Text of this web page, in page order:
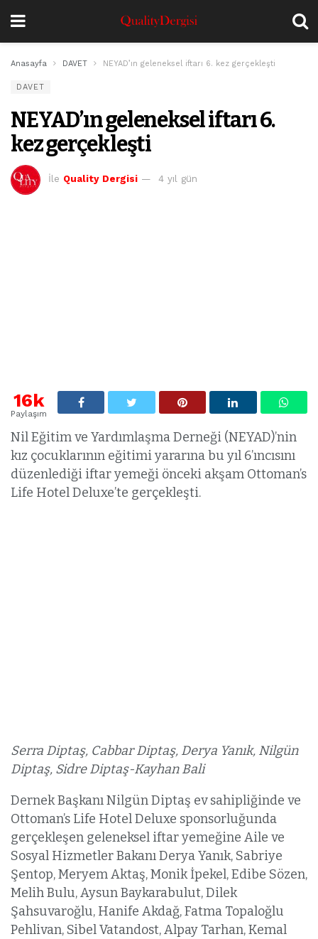
Anasayfa DAVET NEYAD’ın geleneksel iftarı 6. kez gerçekleşti
DAVET
NEYAD’ın geleneksel iftarı 6.
kez gerçekleşti
İle Quality Dergisi 4 yıl gün
16k
Paylaşım
Nil Eğitim ve Yardımlaşma Derneği (NEYAD)’nin
kız çocuklarının eğitimi yararına bu yıl 6’ıncısını
düzenlediği iftar yemeği önceki akşam Ottoman’s
Life Hotel Deluxe’te gerçekleşti.
Serra Diptaş, Cabbar Diptaş, Derya Yanık, Nilgün
Diptaş, Sidre Diptaş-Kayhan Bali
Dernek Başkanı Nilgün Diptaş ev sahipliğinde ve
Ottoman’s Life Hotel Deluxe sponsorluğunda
gerçekleşen geleneksel iftar yemeğine Aile ve
Sosyal Hizmetler Bakanı Derya Yanık, Sabriye
Şentop, Meryem Aktaş, Monik İpekel, Edibe Sözen,
Melih Bulu, Aysun Baykarabulut, Dilek
Şahsuvaroğlu, Hanife Akdağ, Fatma Topaloğlu
Pehlivan, Sibel Vatandost, Alpay Tarhan, Kemal